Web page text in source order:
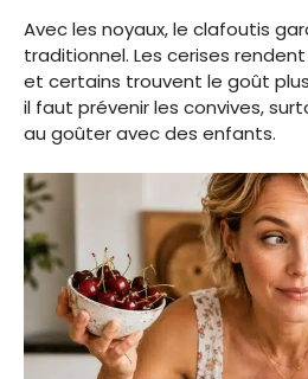
Avec les noyaux, le clafoutis
traditionnel. Les cerises
et certains trouvent le goût
il faut prévenir les convives,
au goûter avec des enfants.